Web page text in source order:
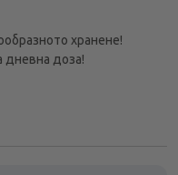
хранене!
дневна доза!